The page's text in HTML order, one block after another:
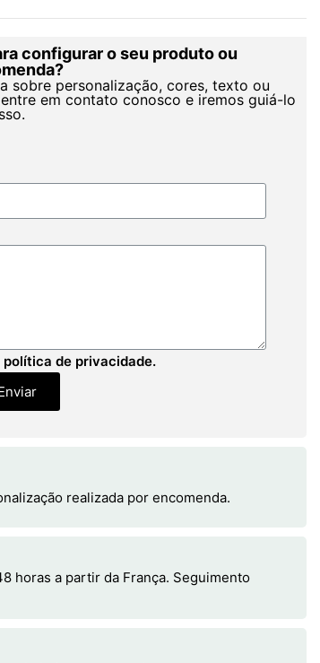
configurar o seu produto ou
sobre personalização, cores, texto ou
em contato conosco e iremos guiá-lo
de privacidade.
realizada por encomenda.
horas a partir da França. Seguimento